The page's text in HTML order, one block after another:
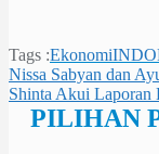
Tags :Ekonomi
Navigasi
pos
Nissa Sabyan dan
Shinta Akui
PILIHAN